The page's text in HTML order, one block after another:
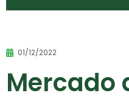
01/12/2022
Mercado